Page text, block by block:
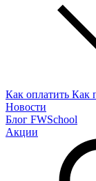
Как оплатить Как
Новости
Блог FWSchool
Акции